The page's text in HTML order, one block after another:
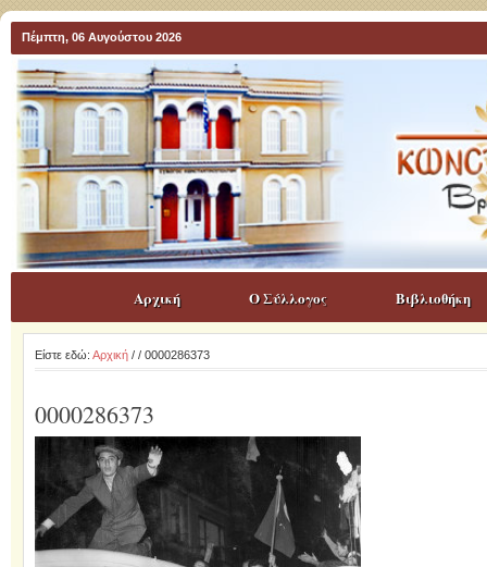
Πέμπτη, 06 Αυγούστου 2026
Αρχική Ο Σύλλογος Βιβλιοθήκη
Είστε εδώ: Αρχική/ / 0000286373
0000286373